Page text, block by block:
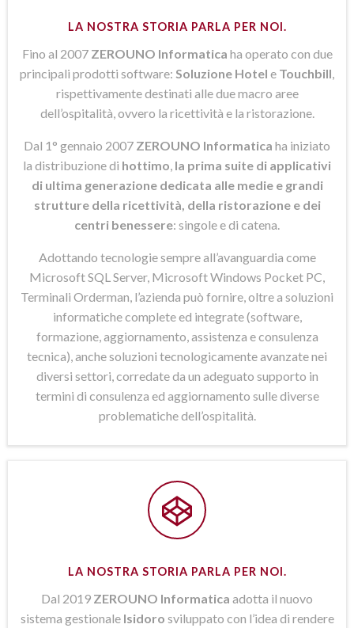
LA NOSTRA STORIA PARLA PER NOI.
Fino al 2007 ZEROUNO Informatica ha operato con due
principali prodotti software: Soluzione Hotel e Touchbill
rispettivamente destinati alle due macro aree
dell’ospitalità, ovvero la ricettività e la ristorazione.
Dal 1° gennaio 2007 ZEROUNO Informatica ha iniziato
la distribuzione di hottimo la prima suite di applicativi
di ultima generazione dedicata alle medie e grandi
strutture della ricettività, della ristorazione e dei
centri benessere: singole e di catena.
Adottando tecnologie sempre all’avanguardia come
Microsoft SQL Server, Microsoft Windows Pocket PC,
Terminali Orderman, l’azienda può fornire, oltre a soluzioni
informatiche complete ed integrate (software,
formazione, aggiornamento, assistenza e consulenza
tecnica), anche soluzioni tecnologicamente avanzate nei
diversi settori, corredate da un adeguato supporto in
termini di consulenza ed aggiornamento sulle diverse
problematiche dell’ospitalità.
LA NOSTRA STORIA PARLA PER NOI.
Dal 2019 ZEROUNO Informatica adotta il nuovo
sistema gestionale Isidoro sviluppato con l’idea di rendere